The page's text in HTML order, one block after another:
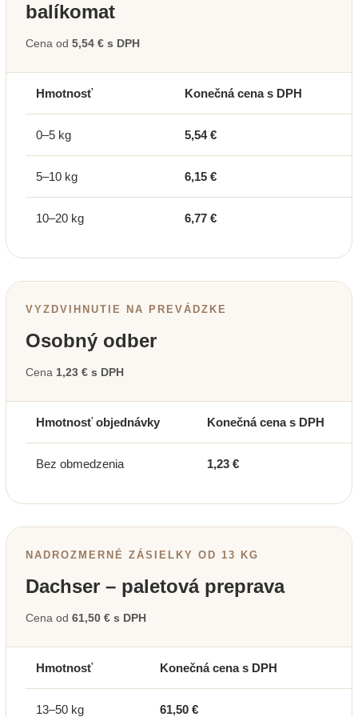
balíkomat
Cena od 5,54 € s DPH
Hmotnosť Konečná cena s DPH
0–5 kg 5,54 €
5–10 kg 6,15 €
10–20 kg 6,77 €
VYZDVIHNUTIE NA PREVÁDZKE
Osobný odber
Cena 1,23 € s DPH
Hmotnosť objednávky Konečná cena s DPH
Bez obmedzenia 1,23 €
NADROZMERNÉ ZÁSIELKY OD 13 KG
Dachser – paletová preprava
Cena od 61,50 € s DPH
Hmotnosť Konečná cena s DPH
13–50 kg 61,50 €